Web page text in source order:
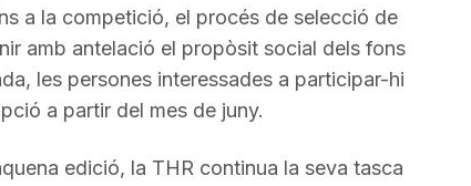
a la competició, el procés de selecció de
amb antelació el propòsit social dels fons
les persones interessades a participar-hi
a partir del mes de juny.
edició, la THR continua la seva tasca